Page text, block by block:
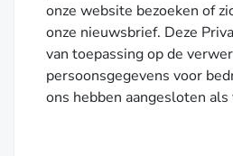
onze website bezoeken of
onze nieuwsbrief. Deze
van toepassing op de
persoonsgegevens voor
ons hebben aangesloten als